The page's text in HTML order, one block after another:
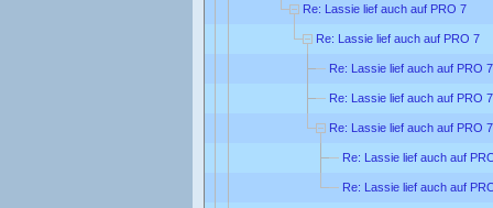
Re: Lassie lief auch auf PRO 7
Re: Lassie lief auch auf PRO 7
Re: Lassie lief auch auf PRO 7
Re: Lassie lief auch auf PRO 7
Re: Lassie lief auch auf PRO 7
Re: Lassie lief auch auf
Re: Lassie lief auch auf